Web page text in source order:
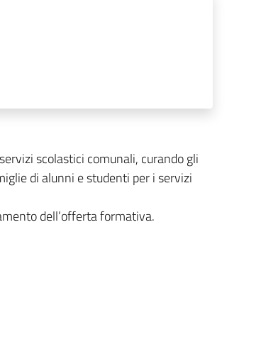
scolastici comunali, curando gli
di alunni e studenti per i servizi
dell’offerta formativa.